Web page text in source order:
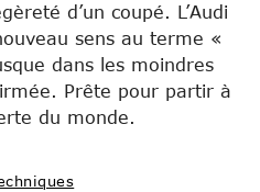
d’un coupé. L’Audi
sens au terme «
dans les moindres
Prête pour partir à
du monde.